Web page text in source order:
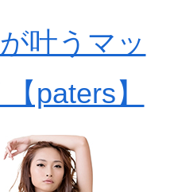
叶うマッ
paters】